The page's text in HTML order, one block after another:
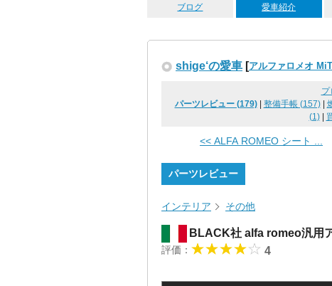
ブログ 愛車紹介
shige‘の愛車 [アルファロメオ
プ
パーツレビュー (179)| 整備手帳 (157)|
(1)|
<< ALFA ROMEO シート ...
パーツレビュー
インテリア その他
BLACK社 alfa romeo汎用
評価： 4